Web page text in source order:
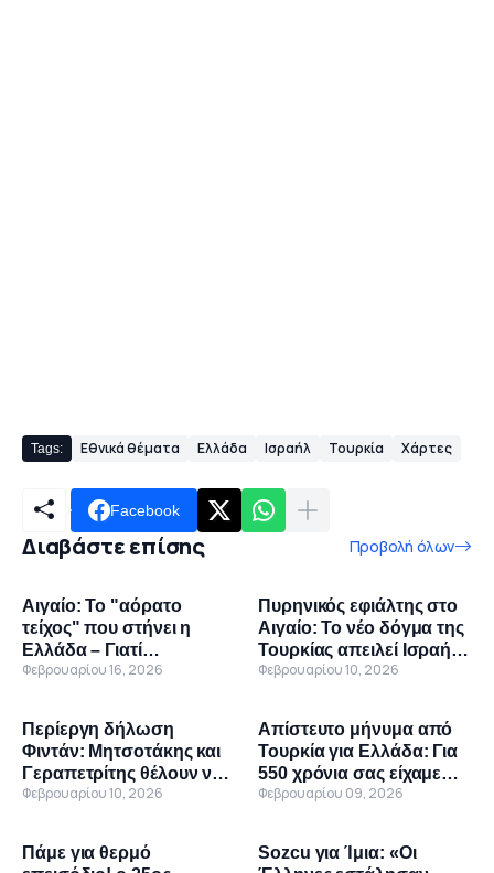
Tags: Εθνικά θέματα Ελλάδα Ισραήλ Τουρκία Χάρτες
Facebook
Διαβάστε επίσης Προβολή όλων
Αιγαίο: Το "αόρατο
τείχος" που στήνει η
Ελλάδα – Γιατί
ανησυχούν οι Τούρκοι
Φεβρουαρίου 16, 2026
Πυρηνικός εφιάλτης στο
Αιγαίο: Το νέο δόγμα της
Τουρκίας απειλεί Ισραήλ
και Ελλάδα με το
Φεβρουαρίου 10, 2026
Περίεργη δήλωση
Φιντάν: Μητσοτάκης και
Γεραπετρίτης θέλουν να
λύσουν τα προβλήματα,
Φεβρουαρίου 10, 2026
Απίστευτο μήνυμα από
Τουρκία για Ελλάδα: Για
550 χρόνια σας είχαμε
σαν πρόβατα, πόσο
Φεβρουαρίου 09, 2026
Πάμε για θερμό
Sozcu για Ίμια: «Οι